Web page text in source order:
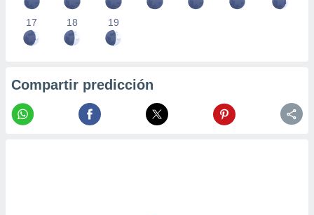
17 18 19
Compartir predicción